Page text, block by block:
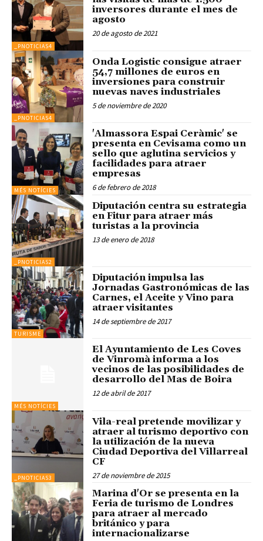
_PNOTICIAS4
inversores durante el mes de
agosto
20 de agosto de 2021
_PNOTICIAS4
Onda Logistic consigue atraer
54,7 millones de euros en
inversiones para construir
nuevas naves industriales
5 de noviembre de 2020
MÉS NOTÍCIES
'Almassora Espai Ceràmic' se
presenta en Cevisama como un
sello que aglutina servicios y
facilidades para atraer
empresas
6 de febrero de 2018
_PNOTICIAS2
Diputación centra su estrategia
en Fitur para atraer más
turistas a la provincia
13 de enero de 2018
TURISME
Diputación impulsa las
Jornadas Gastronómicas de las
Carnes, el Aceite y Vino para
atraer visitantes
14 de septiembre de 2017
MÉS NOTÍCIES
El Ayuntamiento de Les Coves
de Vinromà informa a los
vecinos de las posibilidades de
desarrollo del Mas de Boira
12 de abril de 2017
_PNOTICIAS3
Vila-real pretende movilizar y
atraer al turismo deportivo con
la utilización de la nueva
Ciudad Deportiva del Villarreal
CF
27 de noviembre de 2015
Marina d'Or se presenta en la
Feria de turismo de Londres
para atraer al mercado
británico y para
internacionalizarse